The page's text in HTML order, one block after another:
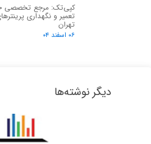
کپی‌تک: مرجع تخصصی
تعمیر و نگهداری
تهران
۰۶ اسفند ۰۴
دیگر نوشته‌ها